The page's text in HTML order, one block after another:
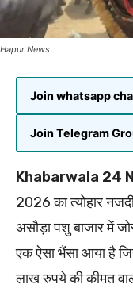
Hapur News
Join whatsapp
Join Telegram
Khabarwala 24
2026 का त्योहार
असौड़ा पशु बाजार में
एक ऐसा भैंसा आया है
लाख रुपये की कीमत